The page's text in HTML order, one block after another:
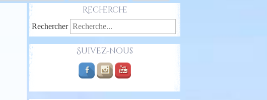
Recherche
Rechercher
Suivez-nous